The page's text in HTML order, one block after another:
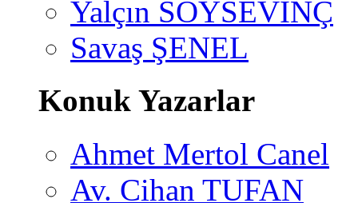
Yalçın SOYSEVİNÇ
Savaş ŞENEL
Konuk Yazarlar
Ahmet Mertol Canel
Av. Cihan TUFAN